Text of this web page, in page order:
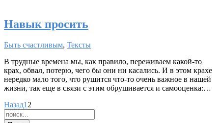
Навык просить
Быть счастливым, Тексты
В трудные времена мы, как правило, переживаем какой-то
крах, обвал, потерю, чего бы они ни касались. И в этом крахе
нередко мало того, что рушится что-то очень важное в нашей
жизни, так еще в связи с этим обрушивается и самооценка:…
Назад1 2